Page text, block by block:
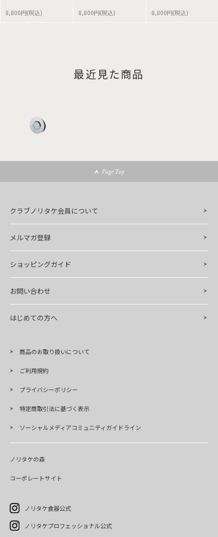
8,800円(税込) 8,800円(税込) 8,800円(税込)
最近見た商品
Page Top
クラブノリタケ会員について
メルマガ登録
ショッピングガイド
お問い合わせ
はじめての方へ
商品のお取り扱いについて
ご利用規約
プライバシーポリシー
特定商取引法に基づく表示
ソーシャルメディアコミュニティガイドライン
ノリタケの森
コーポレートサイト
ノリタケ食器公式
ノリタケプロフェッショナル公式